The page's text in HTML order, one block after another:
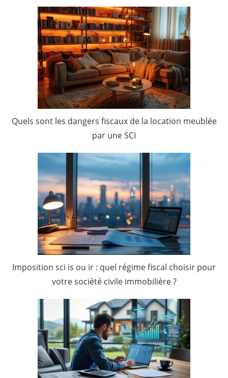
Quels sont les dangers fiscaux de la location meublée
par une SCI
Imposition sci is ou ir : quel régime fiscal choisir pour
votre société civile immobilière ?